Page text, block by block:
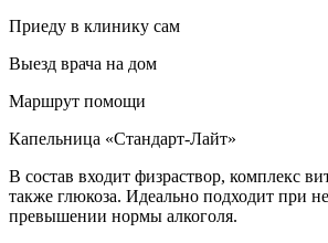
Приеду в клинику сам
Выезд врача на дом
Маршрут помощи
Капельница «Стандарт-Лайт»
В состав входит физраствор, комплекс
также глюкоза. Идеально подходит при
превышении нормы алкоголя.